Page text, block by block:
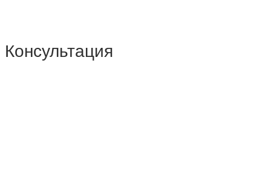
Консультация